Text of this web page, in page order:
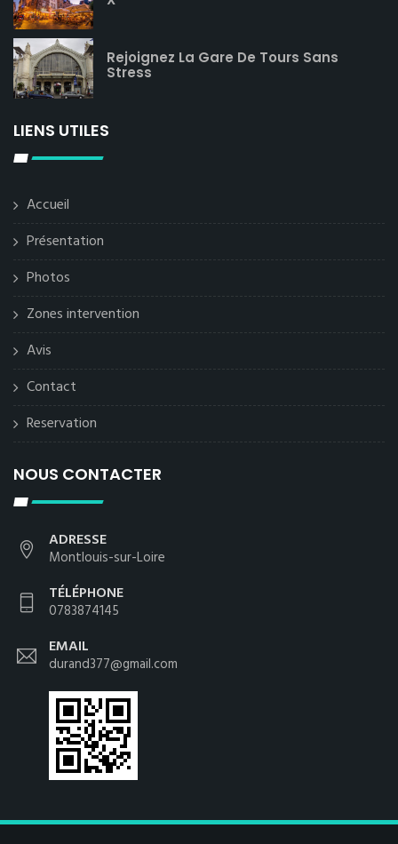
Rejoignez La Gare De Tours Sans
Stress
LIENS UTILES
Accueil
Présentation
Photos
Zones intervention
Avis
Contact
Reservation
NOUS CONTACTER
ADRESSE
Montlouis-sur-Loire
TÉLÉPHONE
0783874145
EMAIL
durand377@gmail.com